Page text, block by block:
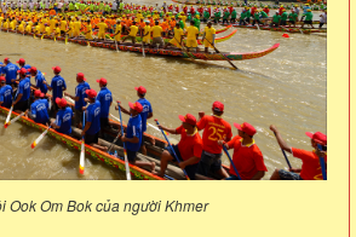
Ook Om Bok của người Khmer